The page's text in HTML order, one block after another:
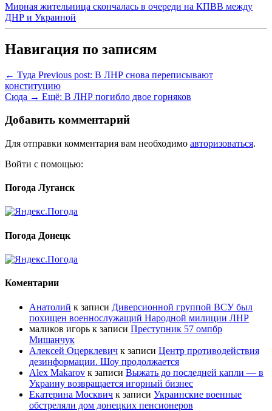
Мирная жительница скончалась в очереди на КПВВ между
ДНР и Украиной
Навигация по записям
← Туда Previous post: В ЛНР снова переписывают
конституцию
Сюда → Ещё: В ЛНР погибло двое горняков
Добавить комментарий
Для отправки комментария вам необходимо авторизоваться.
Войти с помощью:
Погода Луганск
Погода Донецк
Коментарии
Анатолий к записи Диверсионной группой ВСУ был
похищен военнослужащий Народной милиции ЛНР
маликов игорь к записи Преступник 57 омпбр
Мишанчук
Алексей Оцерклевич к записи Центр противодействия
дезинформации. Шоу продолжается
Alex Makarov к записи Выжать до последней капли — в
Украину возвращается игорный бизнес
Екатерина Москвич к записи Украинские военные
обстреляли дом донецких пенсионеров